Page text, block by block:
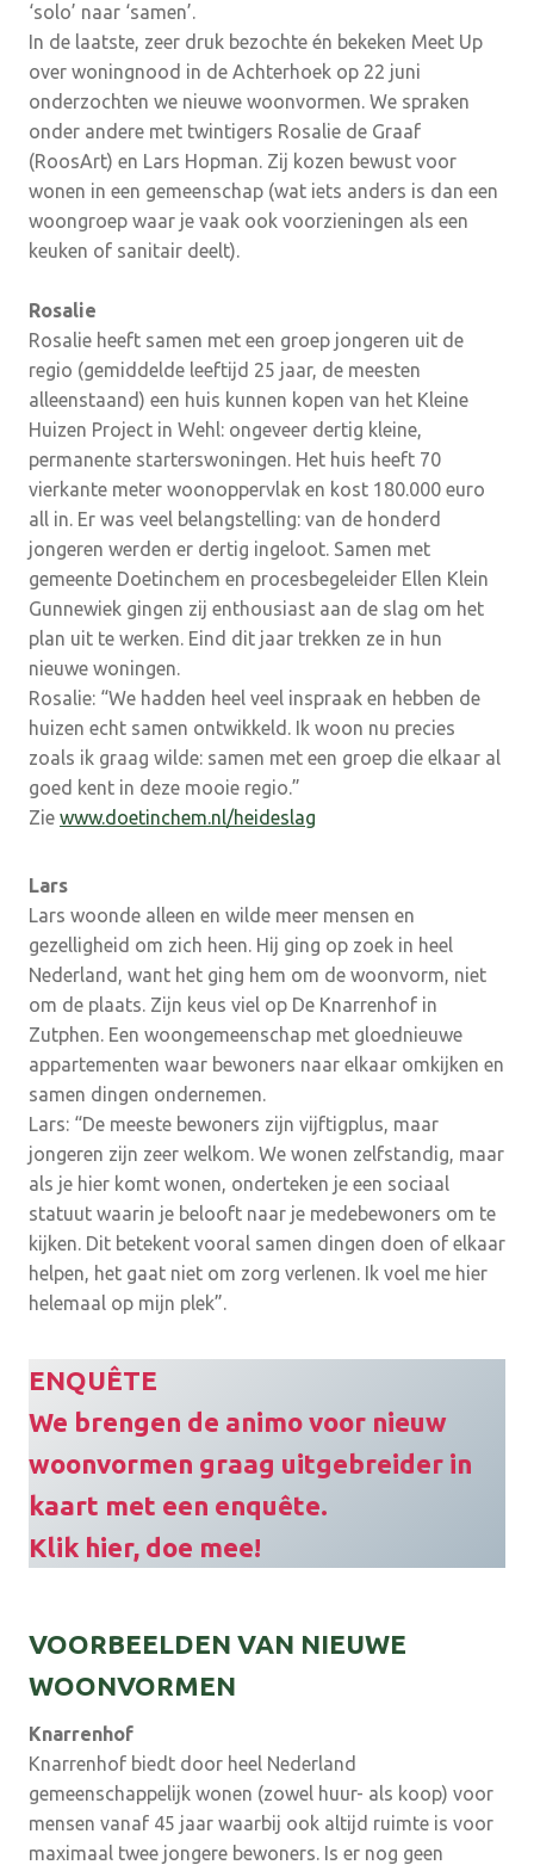
‘solo’ naar ‘samen’.
In de laatste, zeer druk bezochte én bekeken Meet Up
over woningnood in de Achterhoek op 22 juni
onderzochten we nieuwe woonvormen. We spraken
onder andere met twintigers Rosalie de Graaf
(RoosArt) en Lars Hopman. Zij kozen bewust voor
wonen in een gemeenschap (wat iets anders is dan een
woongroep waar je vaak ook voorzieningen als een
keuken of sanitair deelt).
Rosalie
Rosalie heeft samen met een groep jongeren uit de
regio (gemiddelde leeftijd 25 jaar, de meesten
alleenstaand) een huis kunnen kopen van het Kleine
Huizen Project in Wehl: ongeveer dertig kleine,
permanente starterswoningen. Het huis heeft 70
vierkante meter woonoppervlak en kost 180.000 euro
all in. Er was veel belangstelling: van de honderd
jongeren werden er dertig ingeloot. Samen met
gemeente Doetinchem en procesbegeleider Ellen Klein
Gunnewiek gingen zij enthousiast aan de slag om het
plan uit te werken. Eind dit jaar trekken ze in hun
nieuwe woningen.
Rosalie: “We hadden heel veel inspraak en hebben de
huizen echt samen ontwikkeld. Ik woon nu precies
zoals ik graag wilde: samen met een groep die elkaar al
goed kent in deze mooie regio.”
Zie www.doetinchem.nl/heideslag
Lars
Lars woonde alleen en wilde meer mensen en
gezelligheid om zich heen. Hij ging op zoek in heel
Nederland, want het ging hem om de woonvorm, niet
om de plaats. Zijn keus viel op De Knarrenhof in
Zutphen. Een woongemeenschap met gloednieuwe
appartementen waar bewoners naar elkaar omkijken en
samen dingen ondernemen.
Lars: “De meeste bewoners zijn vijftigplus, maar
jongeren zijn zeer welkom. We wonen zelfstandig, maar
als je hier komt wonen, onderteken je een sociaal
statuut waarin je belooft naar je medebewoners om te
kijken. Dit betekent vooral samen dingen doen of elkaar
helpen, het gaat niet om zorg verlenen. Ik voel me hier
helemaal op mijn plek”.
ENQUÊTE
We brengen de animo voor nieuw
woonvormen graag uitgebreider in
kaart met een enquête.
Klik hier, doe mee!
VOORBEELDEN VAN NIEUWE
WOONVORMEN
Knarrenhof
Knarrenhof biedt door heel Nederland
gemeenschappelijk wonen (zowel huur- als koop) voor
mensen vanaf 45 jaar waarbij ook altijd ruimte is voor
maximaal twee jongere bewoners. Is er nog geen